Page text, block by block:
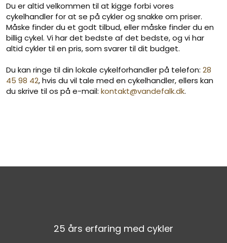
Du er altid velkommen til at kigge forbi vores
cykelhandler for at se på cykler og snakke om priser.
Måske finder du et godt tilbud, eller måske finder du en
billig cykel. Vi har det bedste af det bedste, og vi har
altid cykler til en pris, som svarer til dit budget.
Du kan ringe til din lokale cykelforhandler på telefon: 28
45 98 42, hvis du vil tale med en cykelhandler, ellers kan
du skrive til os på e-mail: kontakt@vandefalk.dk.
25 års erfaring​ med cykler